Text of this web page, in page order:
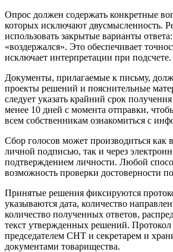
Опрос должен содержать конкретные
которых исключают двусмысленность.
использовать закрытые варианты
«воздержался». Это обеспечивает
исключает интерпретации при подсчете.
Документы, прилагаемые к письму,
проекты решений и пояснительные
следует указать крайний срок
менее 10 дней с момента отправки,
всем собственникам ознакомиться с
Сбор голосов может производиться как
личной подписью, так и через
подтверждением личности. Любой
возможность проверки достоверности
Принятые решения фиксируются
указываются дата, количество
количество полученных ответов,
текст утвержденных решений. Протокол
председателем СНТ и секретарем и
документами товарищества.